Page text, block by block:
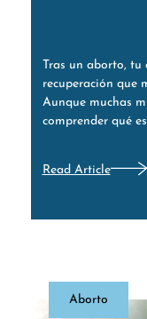
Tras un aborto, tu
recuperación que
Aunque muchas
comprender qué
Read Article
Aborto